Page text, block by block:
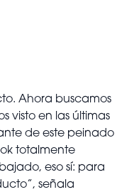
Ahora buscamos
visto en las últimas
de este peinado
totalmente
eso sí: para
señala